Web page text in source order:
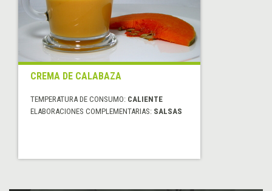
CREMA DE CALABAZA
TEMPERATURA DE CONSUMO: CALIENTE
ELABORACIONES COMPLEMENTARIAS: SALSAS